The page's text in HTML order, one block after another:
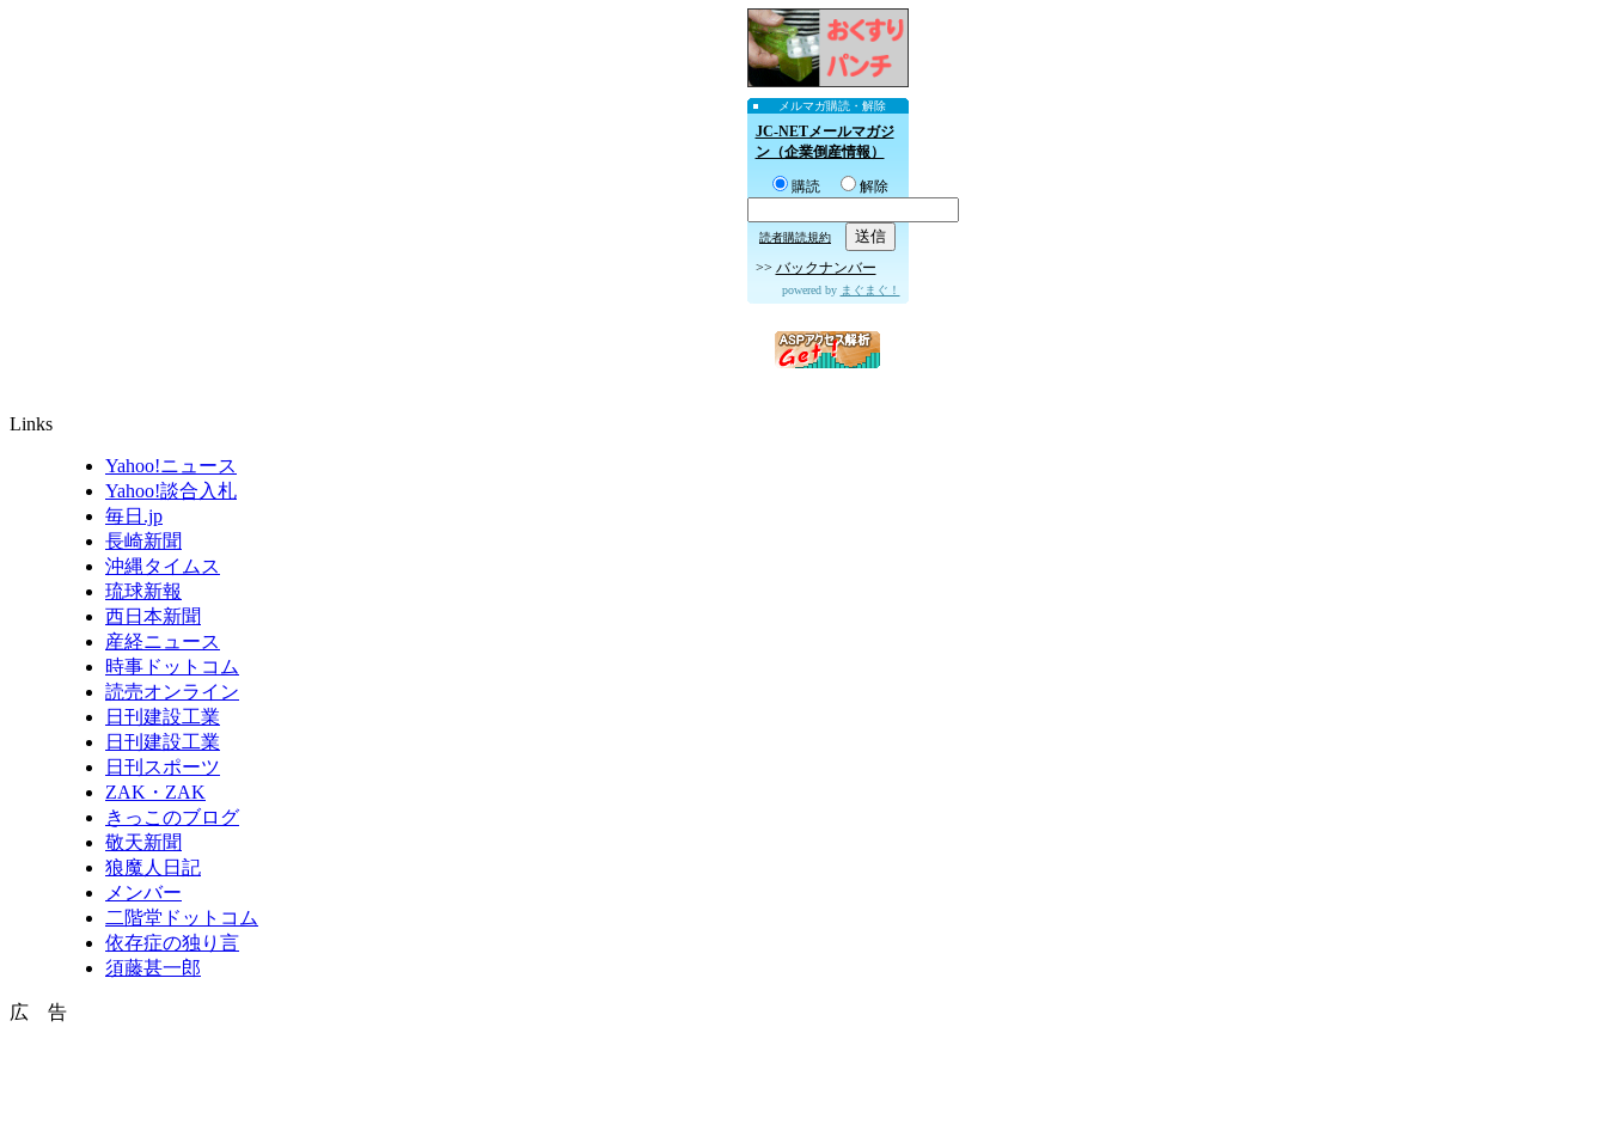
メルマガ購読・解除
JC-NETメールマガジ
ン（企業倒産情報）
購読 解除
読者購読規約
>> バックナンバー
powered by まぐまぐ！
Links
Yahoo!ニュース
Yahoo!談合入札
毎日.jp
長崎新聞
沖縄タイムス
琉球新報
西日本新聞
産経ニュース
時事ドットコム
読売オンライン
日刊建設工業
日刊建設工業
日刊スポーツ
ZAK・ZAK
きっこのブログ
敬天新聞
狼魔人日記
メンバー
二階堂ドットコム
依存症の独り言
須藤甚一郎
広 告